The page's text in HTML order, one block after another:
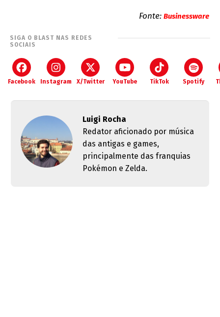
Fonte: Businessware
SIGA O BLAST NAS REDES
SOCIAIS
Facebook Instagram X/Twitter YouTube TikTok Spotify
Luigi Rocha
Redator aficionado por música
das antigas e games,
principalmente das franquias
Pokémon e Zelda.